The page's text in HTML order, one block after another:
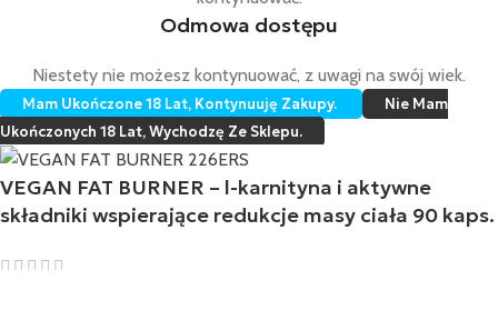
Odmowa dostępu
Niestety nie możesz kontynuować, z uwagi na swój wiek.
Mam Ukończone 18 Lat, Kontynuuję Zakupy.
Nie Mam
Ukończonych 18 Lat, Wychodzę Ze Sklepu.
VEGAN FAT BURNER – l-karnityna i aktywne
składniki wspierające redukcje masy ciała 90 kaps.